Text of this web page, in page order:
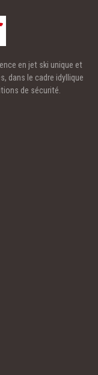
en jet ski unique et
dans le cadre idyllique
de sécurité.